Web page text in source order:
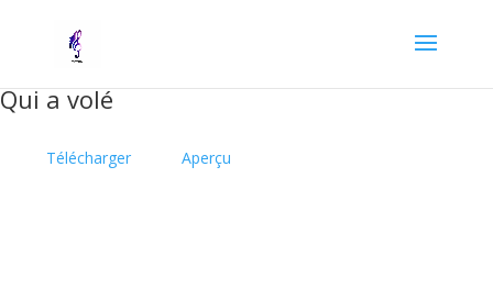
Qui a volé
Télécharger Aperçu